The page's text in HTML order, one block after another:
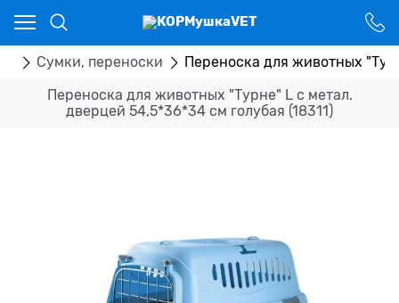
Сумки, переноски Переноска для животных
Переноска для животных "Турне" L с метал.
дверцей 54,5*36*34 см голубая (18311)
Ваш город - Костанай,
угадали?